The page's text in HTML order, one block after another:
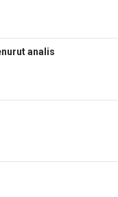
analis